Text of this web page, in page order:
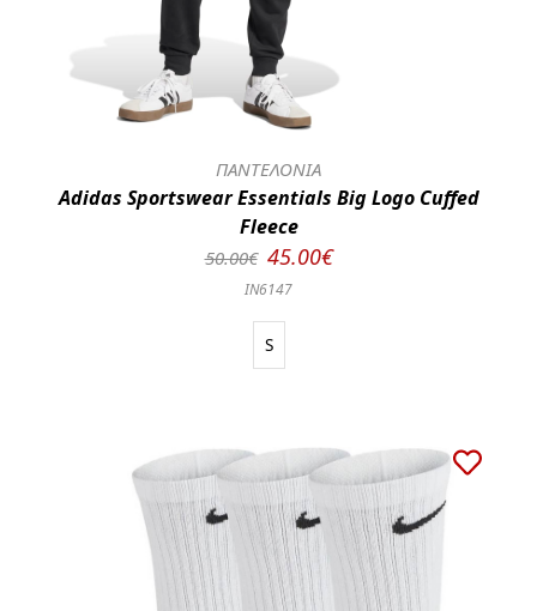
ΠΑΝΤΕΛΟΝΙΑ
Adidas Sportswear Essentials Big Logo Cuffed
Fleece
50.00€ 45.00€
IN6147
S